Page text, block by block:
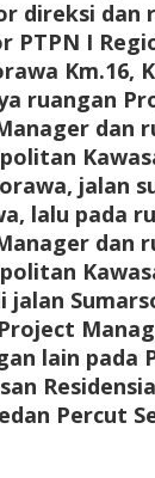
direksi dan
I
Km.16,
ruangan
dan
jalan
lalu pada
dan
jalan
lain pada
Percut